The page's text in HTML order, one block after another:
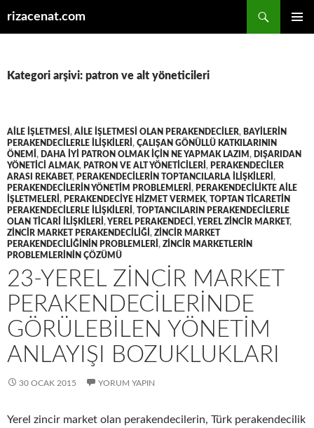
rizacenat.com
Kategori arşivi: patron ve alt yöneticileri
AILE IŞLETMESI , AILE IŞLETMESI OLAN PERAKENDECILER, BAYILERIN
PERAKENDECILERLE ILIŞKILERI , ÇALIŞAN GÖNÜLLÜ KATKILARININ
ÖNEMI , DAHA IYI PATRON OLMAK IÇIN NE YAPMAK LAZIM , DIŞARIDAN
YÖNETICI ALMAK, PATRON VE ALT YÖNETICILERI , PERAKENDECILER
ARASI REKABET, PERAKENDECILERIN TOPTANCILARLA ILIŞKILERI ,
PERAKENDECILERIN YÖNETIM PROBLEMLERI , PERAKENDECILIKTE AILE
IŞLETMELERI , PERAKENDECIYE HIZMET VERMEK, TOPTAN TICARETIN
PERAKENDECILERLE ILIŞKILERI , TOPTANCILARIN PERAKENDECILERLE
OLAN TICARI ILIŞKILERI ,YEREL PERAKENDECI ,YEREL ZINCIR MARKET,
ZINCIR MARKET PERAKENDECILIĞI , ZINCIR MARKET
PERAKENDECILIĞININ PROBLEMLERI , ZINCIR MARKETLERIN
PROBLEMLERININ ÇÖZÜMÜ
23-YEREL ZINCIR MARKET
PERAKENDECILERINDE
GÖRÜLEBILEN YÖNETIM
ANLAYIŞI BOZUKLUKLARI
30 OCAK 2015 YORUM YAPIN
Yerel zincir market olan perakendecilerin, Türk perakendecilik